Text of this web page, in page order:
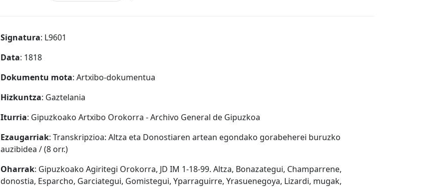
Signatura: L9601
Data: 1818
Dokumentu mota: Artxibo-dokumentua
Hizkuntza: Gaztelania
Iturria: Gipuzkoako Artxibo Orokorra - Archivo General de Gipuzkoa
Ezaugarriak: Transkripzioa: Altza eta Donostiaren artean egondako gorabeherei buruzko
auzibidea / (8 orr.)
Oharrak: Gipuzkoako Agiritegi Orokorra, JD IM 1-18-99. Altza, Bonazategui, Champarrene,
donostia, Esparcho, Garciategui, Gomistegui, Yparraguirre, Yrasuenegoya, Lizardi, mugak,